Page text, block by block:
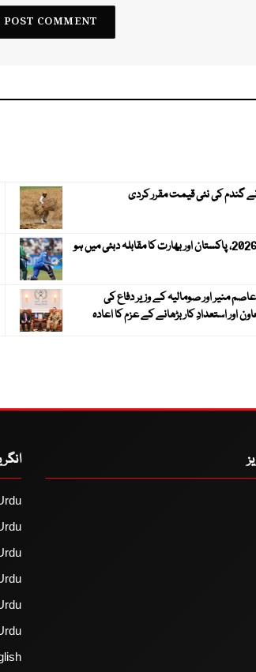
گندم کی نئی قیمت مقرر کردی
ویمنز ایشیا کپ 2026، پاکستان اور بھارت کا مقابلہ دبئی میں ہو
منیر اور صومالیہ کے وزیر دفاع کی
اور استعدادِ کار بڑھانے کے عزم کا اعادہ